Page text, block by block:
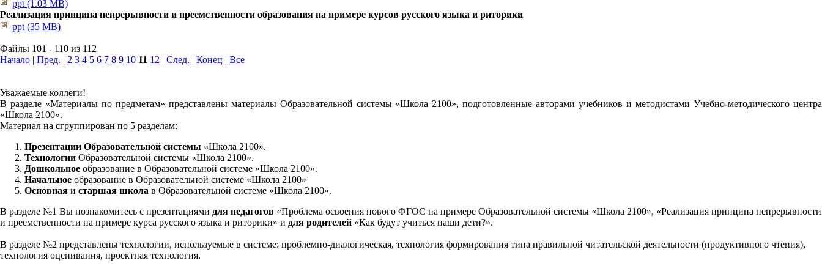
ppt (1.03 MB)
Реализация принципа непрерывности и преемственности образования на примере курсов русского языка и риторики
ppt (35 MB)
Файлы 101 - 110 из 112
Начало | Пред. | 2 3 4 5 6 7 8 9 10 11 12 | След. | Конец | Все
Уважаемые коллеги!
В разделе «Материалы по предметам» представлены материалы Образовательной системы «Школа 2100», подготовленные авторами учебников и методистами Учебно-методического центра
«Школа 2100».
Материал на сгруппирован по 5 разделам:
Презентации Образовательной системы «Школа 2100».
Технологии Образовательной системы «Школа 2100».
Дошкольное образование в Образовательной системе «Школа 2100».
Начальное образование в Образовательной системе «Школа 2100»
Основная и старшая школа в Образовательной системе «Школа 2100».
В разделе №1 Вы познакомитесь с презентациями для педагогов «Проблема освоения нового ФГОС на примере Образовательной системы «Школа 2100», «Реализация принципа непрерывности
и преемственности на примере курса русского языка и риторики» и для родителей «Как будут учиться наши дети?».
В разделе №2 представлены технологии, используемые в системе: проблемно-диалогическая, технология формирования типа правильной читательской деятельности (продуктивного чтения),
технология оценивания, проектная технология.